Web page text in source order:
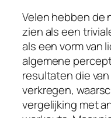
Velen hebben de
zien als een
als een vorm van
algemene
resultaten die
verkregen,
vergelijking met